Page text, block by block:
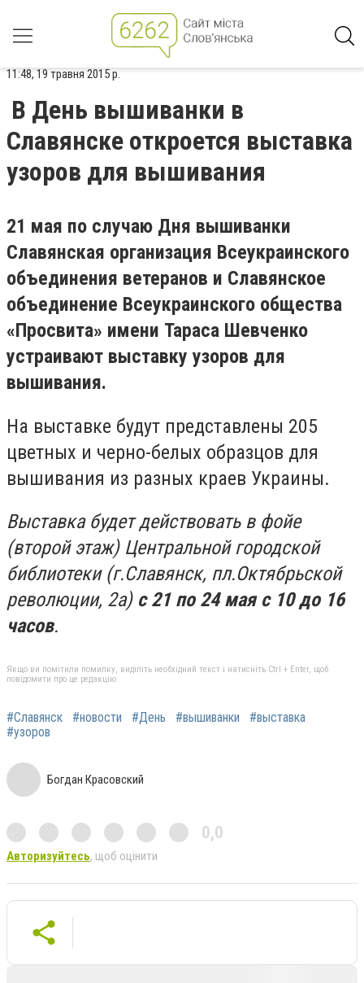
11:48, 19 травня 2015 р.
В День вышиванки в
Славянске откроется выставка
узоров для вышивания
21 мая по случаю Дня вышиванки
Славянская организация Всеукраинского
объединения ветеранов и Славянское
объединение Всеукраинского общества
«Просвита» имени Тараса Шевченко
устраивают выставку узоров для
вышивания.
На выставке будут представлены 205
цветных и черно-белых образцов для
вышивания из разных краев Украины.
Выставка будет действовать в фойе
(второй этаж) Центральной городской
библиотеки (г.Славянск, пл.Октябрьской
революции, 2а) с 21 по 24 мая с 10 до 16
часов.
Якщо ви помітили помилку, виділіть необхідний текст і натисніть Ctrl + Enter, щоб
повідомити про це редакцію
#Славянск #новости #День #вышиванки
#выставка
#узоров
Богдан Красовский
0,0
Авторизуйтесь, щоб оцінити